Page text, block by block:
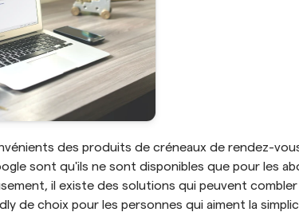
des produits de créneaux de rendez-
sont qu'ils ne sont disponibles que pour les
il existe des solutions qui peuvent
de choix pour les personnes qui aiment la